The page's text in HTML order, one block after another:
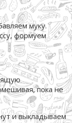
муку.
формуем
пока не
и выкладываем